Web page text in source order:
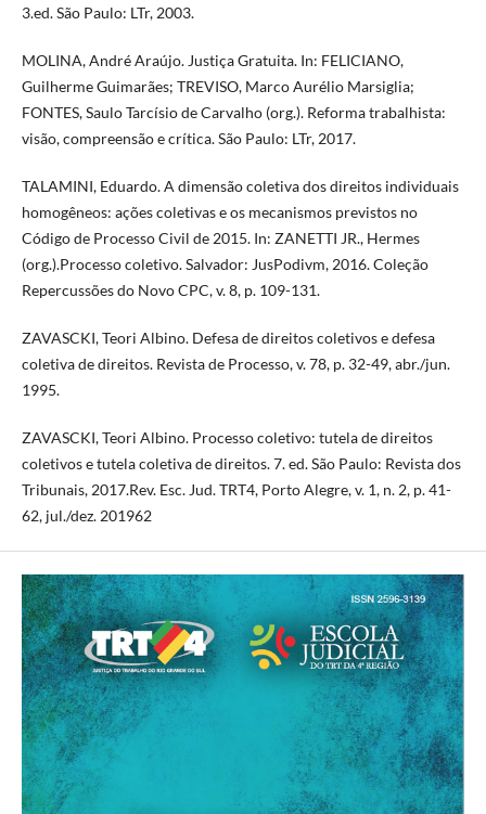
3.ed. São Paulo: LTr, 2003.
MOLINA, André Araújo. Justiça Gratuita. In: FELICIANO,
Guilherme Guimarães; TREVISO, Marco Aurélio Marsiglia;
FONTES, Saulo Tarcísio de Carvalho (org.). Reforma trabalhista:
visão, compreensão e crítica. São Paulo: LTr, 2017.
TALAMINI, Eduardo. A dimensão coletiva dos direitos individuais
homogêneos: ações coletivas e os mecanismos previstos no
Código de Processo Civil de 2015. In: ZANETTI JR., Hermes
(org.).Processo coletivo. Salvador: JusPodivm, 2016. Coleção
Repercussões do Novo CPC, v. 8, p. 109-131.
ZAVASCKI, Teori Albino. Defesa de direitos coletivos e defesa
coletiva de direitos. Revista de Processo, v. 78, p. 32-49, abr./jun.
1995.
ZAVASCKI, Teori Albino. Processo coletivo: tutela de direitos
coletivos e tutela coletiva de direitos. 7. ed. São Paulo: Revista dos
Tribunais, 2017.Rev. Esc. Jud. TRT4, Porto Alegre, v. 1, n. 2, p. 41-
62, jul./dez. 201962